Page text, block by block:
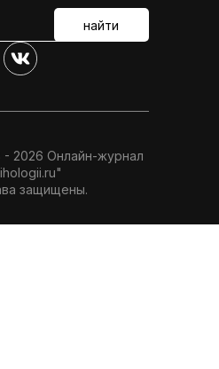
найти
- 2026 Онлайн-журнал
защищены.